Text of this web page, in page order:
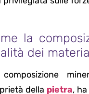
la
dei
della pietra,